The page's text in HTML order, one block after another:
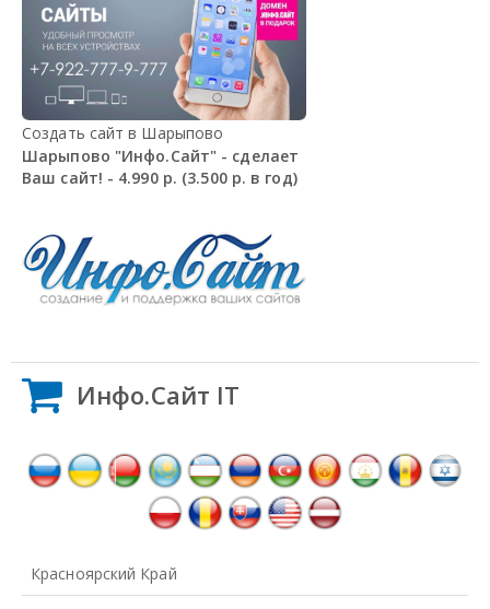
Создать сайт в Шарыпово
Шарыпово "Инфо.Сайт" - сделает
Ваш сайт! - 4.990 р. (3.500 р. в год)
Инфо.Сайт IT
Красноярский Край